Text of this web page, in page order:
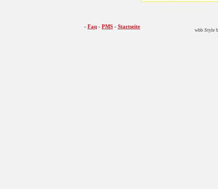
- Faq - PMS - Startseite
wbb Style